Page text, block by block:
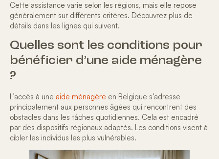
Cette assistance varie selon les régions, mais elle repose
généralement sur différents critères. Découvrez plus de
détails dans les lignes qui suivent.
Quelles sont les conditions pour
bénéficier d’une aide ménagère
?
L’accès à une aide ménagère en Belgique s’adresse
principalement aux personnes âgées qui rencontrent des
obstacles dans les tâches quotidiennes. Cela est encadré
par des dispositifs régionaux adaptés. Les conditions visent à
cibler les individus les plus vulnérables.